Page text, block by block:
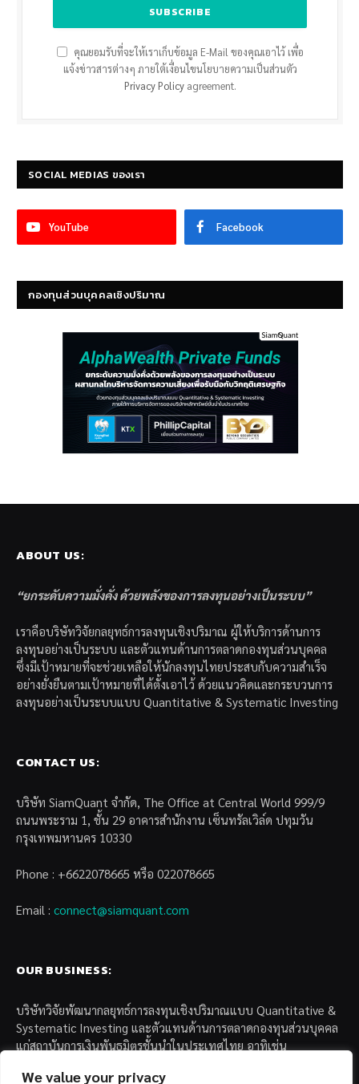
We value your privacy
คุณยอมรับที่จะให้เราเก็บข้อมูล E-Mail ของคุณเอาไว้ เพื่อ
แจ้งข่าวสารต่างๆ ภายใต้เงื่อนไขนโยบายความเป็นส่วนตัว
Privacy Policyagreement.
SOCIAL MEDIAS ของเรา
YouTube Facebook
กองทุนส่วนบุคคลเชิงปริมาณ
ABOUT US:
“ยกระดับความมั่งคั่ง ด้วยพลังของการลงทุนอย่างเป็นระบบ”
เราคือบริษัทวิจัยกลยุทธ์การลงทุนเชิงปริมาณ ผู้ให้บริการด้านการ
ลงทุนอย่างเป็นระบบ และตัวแทนด้านการตลาดกองทุนส่วนบุคคล
ซึ่งมีเป้าหมายที่จะช่วยเหลือให้นักลงทุนไทยประสบกับความสำเร็จ
อย่างยั่งยืนตามเป้าหมายที่ได้ตั้งเอาไว้ ด้วยแนวคิดและกระบวนการ
ลงทุนอย่างเป็นระบบแบบ Quantitative & Systematic Investing
CONTACT US:
บริษัท SiamQuant จำกัด, The Office at Central World 999/9
ถนนพระราม 1, ชั้น 29 อาคารสำนักงาน เซ็นทรัลเวิล์ด ปทุมวัน
กรุงเทพมหานคร 10330
Phone : +6622078665 หรือ 022078665
Email : connect@siamquant.com
OUR BUSINESS:
บริษัทวิจัยพัฒนากลยุทธ์การลงทุนเชิงปริมาณแบบ Quantitative &
Systematic Investing และตัวแทนด้านการตลาดกองทุนส่วนบุคคล
แก่สถาบันการเงินพันธมิตรชั้นนำในประเทศไทย อาทิเช่น